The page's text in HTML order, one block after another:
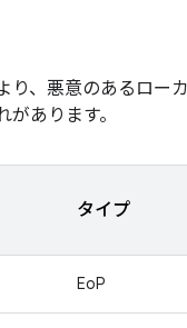
り、悪意のあるロー
あります。
タイプ
EoP